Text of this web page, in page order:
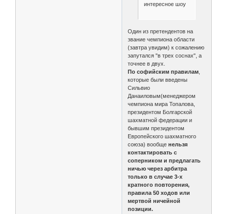
интересное шоу
Один из претендентов на
звание чемпиона области
(завтра увидим) к сожалению
запутался "в трех соснах", а
точнее в двух.
По софийским правилам
которые были введены
Сильвио
Данаиловым(менеджером
чемпиона мира Топалова,
президентом Болгарской
шахматной федерации и
бывшим президентом
Европейского шахматного
союза) вообщенельзя
контактировать с
соперником и предлагать
ничью через арбитра
только в случае 3-х
кратного повторения,
правила 50 ходов или
мертвой ничейной
позиции.